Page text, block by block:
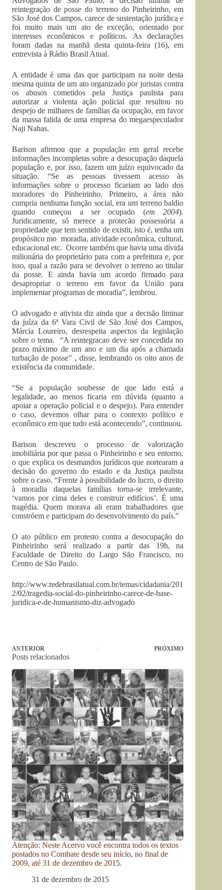
reintegração de posse do terreno do Pinheirinho, em
São José dos Campos, carece de sustentação jurídica e
foi muito mais um ato de exceção, orientado por
interesses econômicos e políticos. As declarações
foram dadas na manhã desta quinta-feira (16), em
entrevista à Rádio Brasil Atual.
A entidade é uma das que participam na noite desta
mesma quinta de um ato organizado por juristas contra
os abusos cometidos pela Justiça paulista para
autorizar a violenta ação policial que resultou no
despejo de milhares de famílias da ocupação, em favor
da massa falida de uma empresa do megaespeculador
Naji Nahas.
Barison afirmou que a população em geral recebe
informações incompletas sobre a desocupação daquela
população e, por isso, fazem um juízo equivocado da
situação. “Se as pessoas tivessem acesso às
informações sobre o processo ficariam ao lado dos
moradores do Pinheirinho. Primeiro, a área não
cumpria nenhuma função social, era um terreno baldio
quando começou a ser ocupado (em 2004).
Juridicamente, só merece a protecão possessória a
propriedade que tem sentido de existir, isto é, tenha um
propósitco mo moradia, atividade econômica, cultural,
educacional etc. Ocorre também que havia uma dívida
milionária do proprietário para com a prefeitura e, por
isso, qual a razão para se devolver o terreno ao titular
da posse. E ainda havia um acordo firmado para
desapropriar o terreno em favor da União para
implementar programas de moradia”, lembrou.
O advogado e ativista diz ainda que a decisão liminar
da juíza da 6ª Vara Civil de São José dos Campos,
Márcia Loureiro, desrespeita aspectos da legislação
sobre o tema. “A reintegracao deve ser concedida no
prazo máximo de um ano e um dia após a chamada
turbação de posse” , disse, lembrando os oito anos de
existência da comunidade.
“Se a população soubesse de que lado está a
legalidade, ao menos ficaria em dúvida (quanto a
apoiar a operação policial e o despejo). Para entender
o caso, devemos olhar para o contexto político e
econômico em que tudo está acontecendo”, continuou.
Barison descreveu o processo de valorização
imobiliária por que passa o Pinheirinho e seu entorno,
o que explica os desmandos jurídicos que nortearam a
decisão do governo do estado e da Justiça paulista
sobre o caso. “Frente à possibilidade do lucro, o direito
à moradia daquelas famílias torna-se irrelevante,
‘vamos por cima deles e construir edifícios’. É uma
tragédia. Quem morava ali eram trabalhadores que
constróem e participam do desenvolvimento do país.”
O ato público em protesto contra a desocupação do
Pinheirinho será realizado a partir das 19h, na
Faculdade de Direito do Largo São Francisco, no
Centro de São Paulo.
http://www.redebrasilatual.com.br/temas/cidadania/201
2/02/tragedia-social-do-pinheirinho-carece-de-base-
juridica-e-de-humanismo-diz-advogado
ANTERIOR PRÓXIMO
Posts relacionados
Atenção: Neste Acervo você encontra todos os textos
postados no Combate desde seu início, no final de
2009, até 31 de dezembro de 2015.
31 de dezembro de 2015